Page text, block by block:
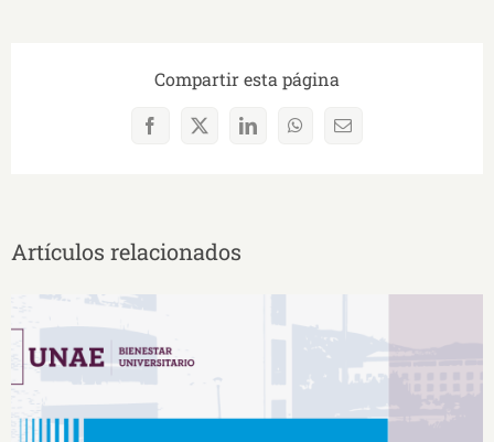
Compartir esta página
Facebook
X LinkedInWhatsAppCorreo
Artículos relacionados